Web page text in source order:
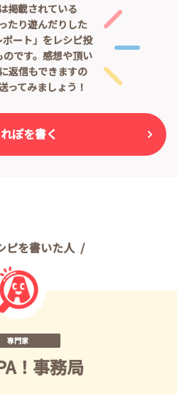
掲載されている
たり遊んだりした
ポート」をレシピ投
です。 感想や頂い
返信もできますの
ってみましょう！
ぽを書く
ピを書いた人
専門家
！事務局